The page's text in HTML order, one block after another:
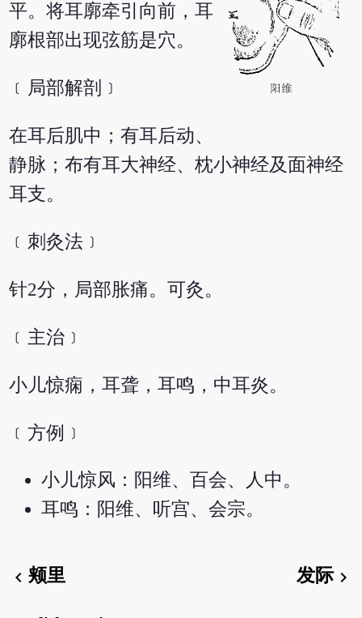
平。将耳廓牵引向前，耳
廓根部出现弦筋是穴。
﹝局部解剖﹞
在耳后肌中；有耳后动、
静脉；布有耳大神经、枕小神经及面神经
耳支。
﹝刺灸法﹞
针2分，局部胀痛。可灸。
﹝主治﹞
小儿惊痫，耳聋，耳鸣，中耳炎。
﹝方例﹞
小儿惊风：阳维、百会、人中。
耳鸣：阳维、听宫、会宗。
chevron_left颊里 发际chevron_right